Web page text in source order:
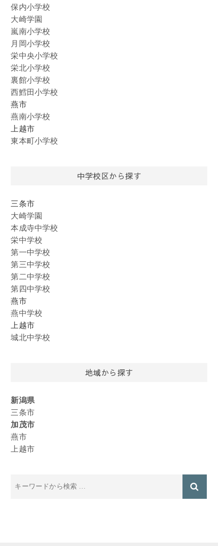
保内小学校
大崎学園
嵐南小学校
月岡小学校
栄中央小学校
栄北小学校
裏館小学校
西鱈田小学校
燕市
燕南小学校
上越市
東本町小学校
中学校区から探す
三条市
大崎学園
本成寺中学校
栄中学校
第一中学校
第三中学校
第二中学校
第四中学校
燕市
燕中学校
上越市
城北中学校
地域から探す
新潟県
三条市
加茂市
燕市
上越市